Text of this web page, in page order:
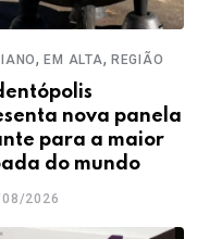
,EM ALTA, REGIÃO
nova panela
para a maior
do mundo
2026